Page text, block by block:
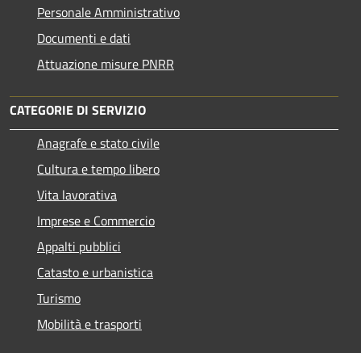
Personale Amministrativo
Documenti e dati
Attuazione misure PNRR
CATEGORIE DI SERVIZIO
Anagrafe e stato civile
Cultura e tempo libero
Vita lavorativa
Imprese e Commercio
Appalti pubblici
Catasto e urbanistica
Turismo
Mobilità e trasporti